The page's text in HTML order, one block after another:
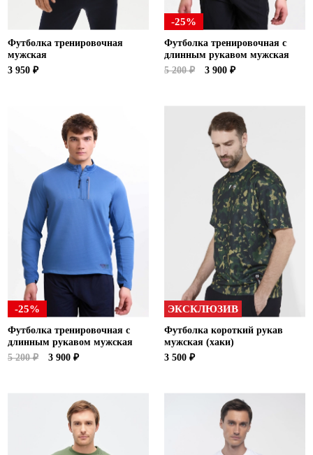
Футболка тренировочная
мужская
3 950 ₽
-25%
Футболка тренировочная с
длинным рукавом мужская
5 200 ₽
3 900 ₽
-25%
Футболка тренировочная с
длинным рукавом мужская
5 200 ₽
3 900 ₽
ЭКСКЛЮЗИВ
Футболка короткий рукав
мужская (хаки)
3 500 ₽